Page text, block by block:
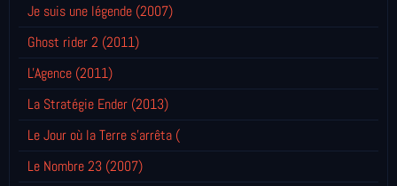
Je suis une légende (2007)
Ghost rider 2 (2011)
L'Agence (2011)
La Stratégie Ender (2013)
Le Jour où la Terre s'arrêta (
Le Nombre 23 (2007)